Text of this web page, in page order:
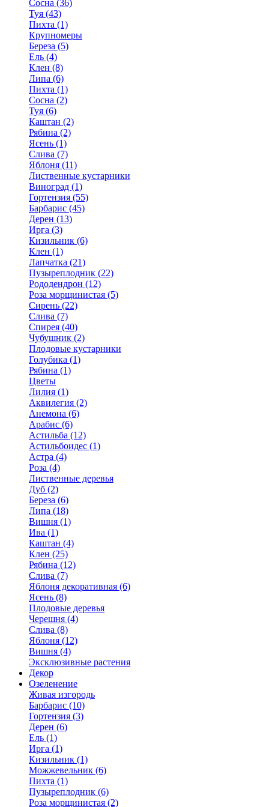
Сосна (36)
Туя (43)
Пихта (1)
Крупномеры
Береза (5)
Ель (4)
Клен (8)
Липа (6)
Пихта (1)
Сосна (2)
Туя (6)
Каштан (2)
Рябина (2)
Ясень (1)
Слива (7)
Яблоня (11)
Лиственные кустарники
Виноград (1)
Гортензия (55)
Барбарис (45)
Дерен (13)
Ирга (3)
Кизильник (6)
Клен (1)
Лапчатка (21)
Пузыреплодник (22)
Рододендрон (12)
Роза морщинистая (5)
Сирень (22)
Слива (7)
Спирея (40)
Чубушник (2)
Плодовые кустарники
Голубика (1)
Рябина (1)
Цветы
Лилия (1)
Аквилегия (2)
Анемона (6)
Арабис (6)
Астильба (12)
Астильбоидес (1)
Астра (4)
Роза (4)
Лиственные деревья
Дуб (2)
Береза (6)
Липа (18)
Вишня (1)
Ива (1)
Каштан (4)
Клен (25)
Рябина (12)
Слива (7)
Яблоня декоративная (6)
Ясень (8)
Плодовые деревья
Черешня (4)
Слива (8)
Яблоня (12)
Вишня (4)
Эксклюзивные растения
Декор
Озеленение
Живая изгородь
Барбарис (10)
Гортензия (3)
Дерен (6)
Ель (1)
Ирга (1)
Кизильник (1)
Можжевельник (6)
Пихта (1)
Пузыреплодник (6)
Роза морщинистая (2)